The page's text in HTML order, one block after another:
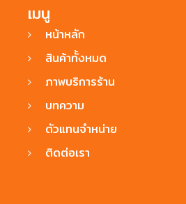
เมนู
หน้าหลัก
สินค้าทั้งหมด
ภาพบริการร้าน
บทความ
ตัวแทนจำหน่าย
ติดต่อเรา